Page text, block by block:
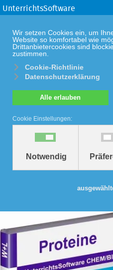
Wir setzen Cookies ein, um
Website so komfortabel wie
Drittanbietercookies sind
zustimmen.
Cookie-Richtlinie
Datenschutzerklärung
Alle erlauben
Cookie Einstellungen:
Notwendig Zurück
UnterrichtsSoftware